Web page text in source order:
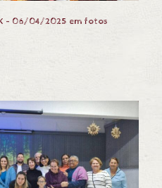
– 06/04/2025 em fotos